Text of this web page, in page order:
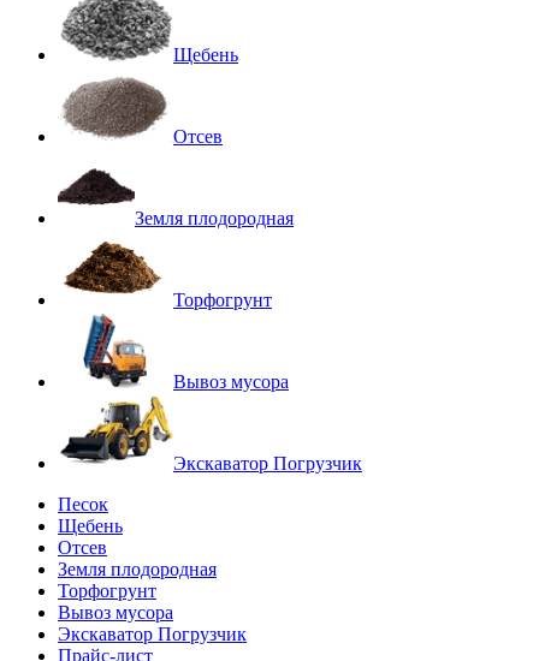
Щебень
Отсев
Земля плодородная
Торфогрунт
Вывоз мусора
Экскаватор Погрузчик
Песок
Щебень
Отсев
Земля плодородная
Торфогрунт
Вывоз мусора
Экскаватор Погрузчик
Прайс-лист